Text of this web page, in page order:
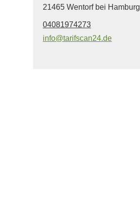
21465 Wentorf bei Hamburg
04081974273
info@tarifscan24.de